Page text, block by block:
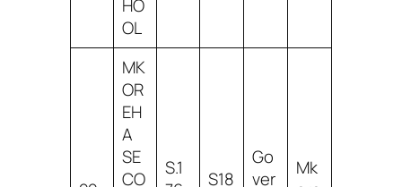
HO
OL
MK
OR
EH
A
SE
CO
S.1
S18
Go
ver
Mk